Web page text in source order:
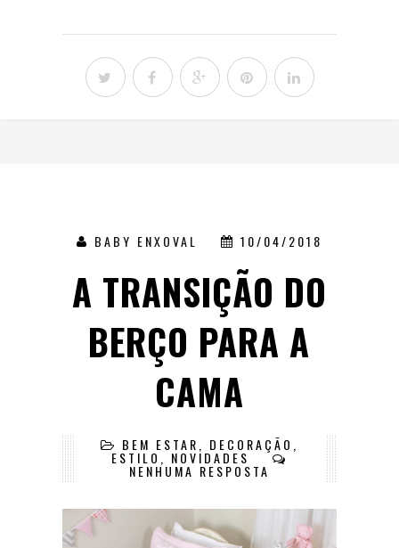
BABY ENXOVAL 10/04/2018
A TRANSIÇÃO DO
BERÇO PARA A
CAMA
BEM ESTAR DECORAÇÃO
ESTILO NOVIDADES
NENHUMA RESPOSTA